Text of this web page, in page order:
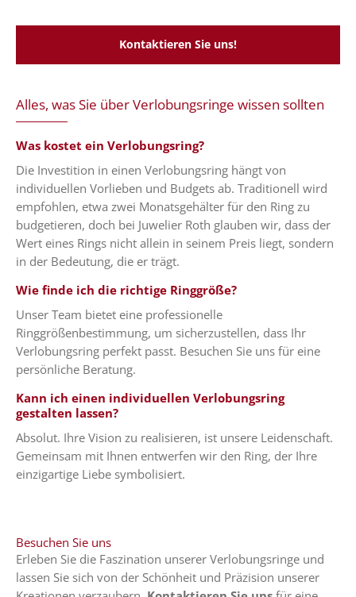
Kontaktieren Sie uns!
Alles, was Sie über Verlobungsringe wissen sollten
Was kostet ein Verlobungsring?
Die Investition in einen Verlobungsring hängt von
individuellen Vorlieben und Budgets ab. Traditionell wird
empfohlen, etwa zwei Monatsgehälter für den Ring zu
budgetieren, doch bei Juwelier Roth glauben wir, dass der
Wert eines Rings nicht allein in seinem Preis liegt, sondern
in der Bedeutung, die er trägt.
Wie finde ich die richtige Ringgröße?
Unser Team bietet eine professionelle
Ringgrößenbestimmung, um sicherzustellen, dass Ihr
Verlobungsring perfekt passt. Besuchen Sie uns für eine
persönliche Beratung.
Kann ich einen individuellen Verlobungsring
gestalten lassen?
Absolut. Ihre Vision zu realisieren, ist unsere Leidenschaft.
Gemeinsam mit Ihnen entwerfen wir den Ring, der Ihre
einzigartige Liebe symbolisiert.
Besuchen Sie uns
Erleben Sie die Faszination unserer Verlobungsringe und
lassen Sie sich von der Schönheit und Präzision unserer